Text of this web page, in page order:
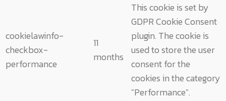
cookielawinfo-
checkbox-
performance
11
months
This cookie is set by
GDPR Cookie Consent
plugin. The cookie is
used to store the user
consent for the
cookies in the category
"Performance".